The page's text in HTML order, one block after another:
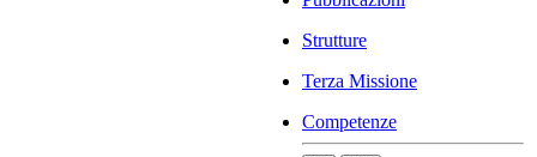
Strutture
Terza Missione
Competenze